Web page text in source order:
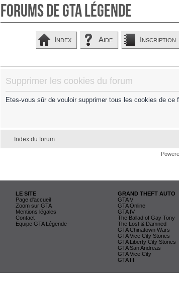
Forums de GTA Légende
Index Aide Inscription
Supprimer les cookies du forum
Etes-vous sûr de vouloir supprimer tous les cookies de ce
Index du forum
LE SITE
Page d'accueil
Zoom sur GTA
Mentions légales
Contact
Equipe GTA Légende
GRAND THEFT AUTO
GTA V
GTA Online
GTA IV
The Ballad of Gay Tony
The Lost & Damned
GTA Chinatown Wars
GTA Vice City Stories
GTA Liberty City Stories
GTA San Andreas
GTA Vice City
GTA III